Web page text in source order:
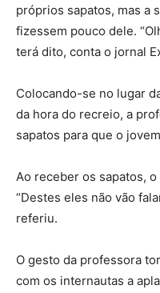
próprios sapatos, mas a
fizessem pouco dele.
terá dito, conta o jornal
Colocando-se no lugar
da hora do recreio, a
sapatos para que o
Ao receber os sapatos,
“Destes eles não vão
referiu.
O gesto da professora
com os internautas a